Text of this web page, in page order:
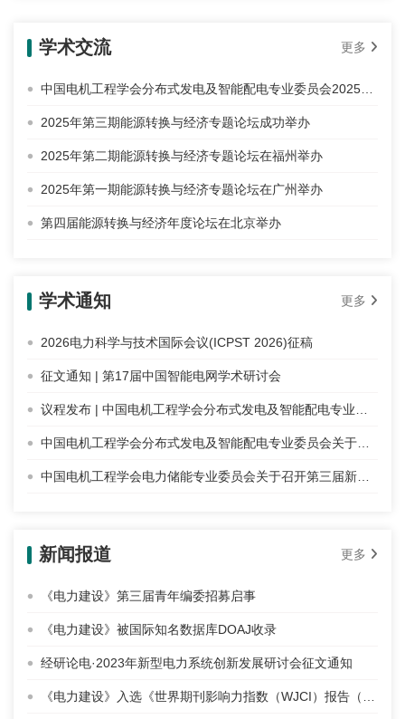
学术交流 更多
2025年第三期能源转换与经济专题论坛成功举办
2025年第二期能源转换与经济专题论坛在福州举办
2025年第一期能源转换与经济专题论坛在广州举办
第四届能源转换与经济年度论坛在北京举办
学术通知 更多
2026电力科学与技术国际会议(ICPST 2026)征稿
征文通知 | 第17届中国智能电网学术研讨会
新闻报道 更多
《电力建设》第三届青年编委招募启事
《电力建设》被国际知名数据库DOAJ收录
经研论电·2023年新型电力系统创新发展研讨会征文通知